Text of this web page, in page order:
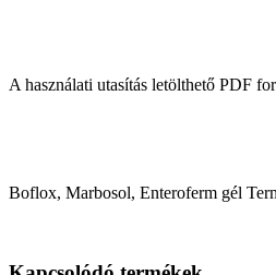
A használati utasítás letölthető PDF
Boflox, Marbosol, Enteroferm gél